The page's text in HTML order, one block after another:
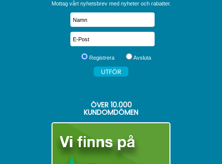
Mottag vårt nyhetsbrev med nyheter och rabatter.
Registrera Avsluta
ÖVER 10.000
KUNDOMDÖMEN